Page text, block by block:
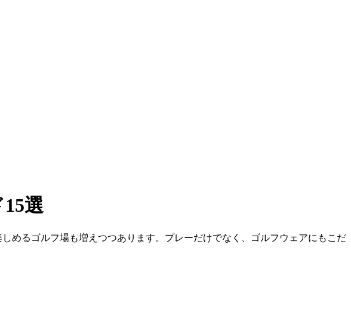
選
めるゴルフ場も増えつつあります。プレーだけでなく、ゴルフウェアにもこだ